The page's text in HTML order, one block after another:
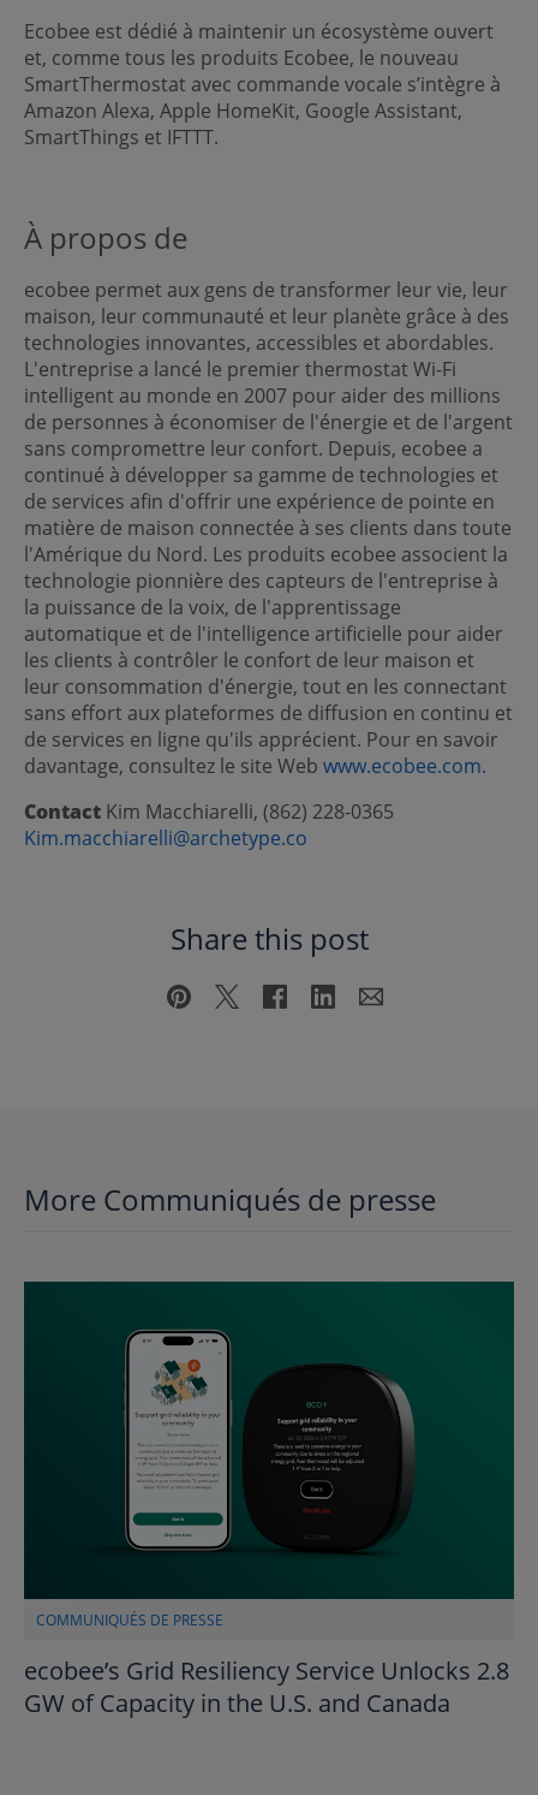
Ecobee est dédié à maintenir un écosystème ouvert
et, comme tous les produits Ecobee, le nouveau
SmartThermostat avec commande vocale s’intègre à
Amazon Alexa, Apple HomeKit, Google Assistant,
SmartThings et IFTTT.
À propos de
ecobee permet aux gens de transformer leur vie, leur
maison, leur communauté et leur planète grâce à des
technologies innovantes, accessibles et abordables.
L'entreprise a lancé le premier thermostat Wi-Fi
intelligent au monde en 2007 pour aider des millions
de personnes à économiser de l'énergie et de l'argent
sans compromettre leur confort. Depuis, ecobee a
continué à développer sa gamme de technologies et
de services afin d'offrir une expérience de pointe en
matière de maison connectée à ses clients dans toute
l'Amérique du Nord. Les produits ecobee associent la
technologie pionnière des capteurs de l'entreprise à
la puissance de la voix, de l'apprentissage
automatique et de l'intelligence artificielle pour aider
les clients à contrôler le confort de leur maison et
leur consommation d'énergie, tout en les connectant
sans effort aux plateformes de diffusion en continu et
de services en ligne qu'ils apprécient. Pour en savoir
davantage, consultez le site Web www.ecobee.com.
Contact Kim Macchiarelli, (862) 228-0365
Kim.macchiarelli@archetype.co
Share this post
More Communiqués de presse
COMMUNIQUÉS DE PRESSE
ecobee’s Grid Resiliency Service Unlocks 2.8
GW of Capacity in the U.S. and Canada